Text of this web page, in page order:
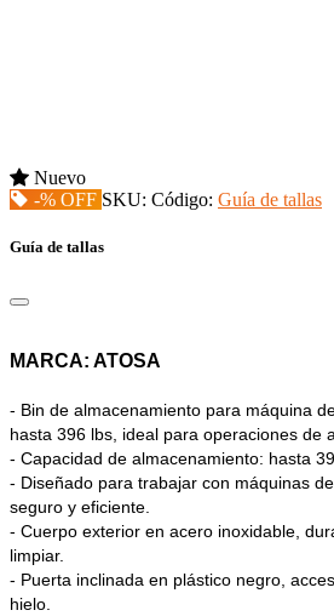
Nuevo
-% OFF SKU: Código: Guía de tallas
Guía de tallas
MARCA: ATOSA
- Bin de almacenamiento para máquina
hasta 396 lbs, ideal para operaciones de
- Capacidad de almacenamiento: hasta
- Diseñado para trabajar con máquinas
seguro y eficiente.
- Cuerpo exterior en acero inoxidable,
limpiar.
- Puerta inclinada en plástico negro,
hielo.